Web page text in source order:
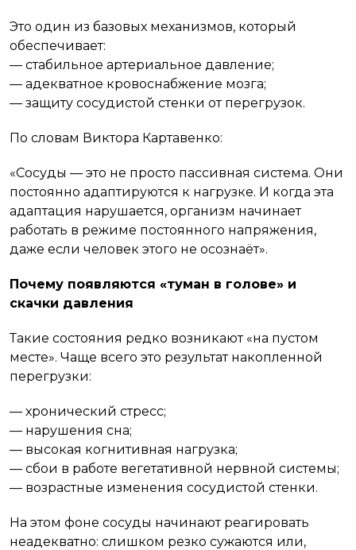
Это один из базовых механизмов, который
обеспечивает:
— стабильное артериальное давление;
— адекватное кровоснабжение мозга;
— защиту сосудистой стенки от перегрузок.
По словам Виктора Картавенко:
«Сосуды — это не просто пассивная система. Они
постоянно адаптируются к нагрузке. И когда эта
адаптация нарушается, организм начинает
работать в режиме постоянного напряжения,
даже если человек этого не осознаёт».
Почему появляются «туман в голове» и
скачки давления
Такие состояния редко возникают «на пустом
месте». Чаще всего это результат накопленной
перегрузки:
— хронический стресс;
— нарушения сна;
— высокая когнитивная нагрузка;
— сбои в работе вегетативной нервной системы;
— возрастные изменения сосудистой стенки.
На этом фоне сосуды начинают реагировать
неадекватно: слишком резко сужаются или,